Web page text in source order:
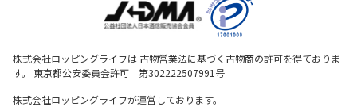
株式会社ロッピングライフは 古物営業法に基づく古物商の許可を得ておりま
す。 東京都公安委員会許可 第302222507991号
株式会社ロッピングライフが運営しております。